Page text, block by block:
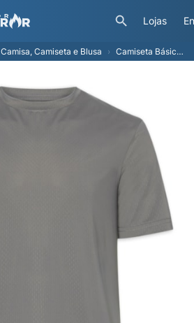
Lojas
Camisa, Camiseta e Blusa Camiseta Básica Masculina Texturizada Cinza